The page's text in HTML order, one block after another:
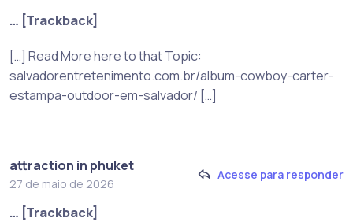
… [Trackback]
[…] Read More here to that Topic:
salvadorentretenimento.com.br/album-cowboy-carter-
estampa-outdoor-em-salvador/ […]
attraction in phuket
27 de maio de 2026
Acesse para responder
… [Trackback]